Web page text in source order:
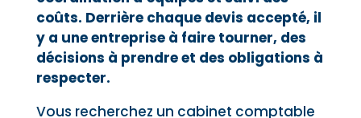
coûts. Derrière chaque devis accepté, il
y a une entreprise à faire tourner, des
décisions à prendre et des obligations à
respecter.
Vous recherchez un cabinet comptable